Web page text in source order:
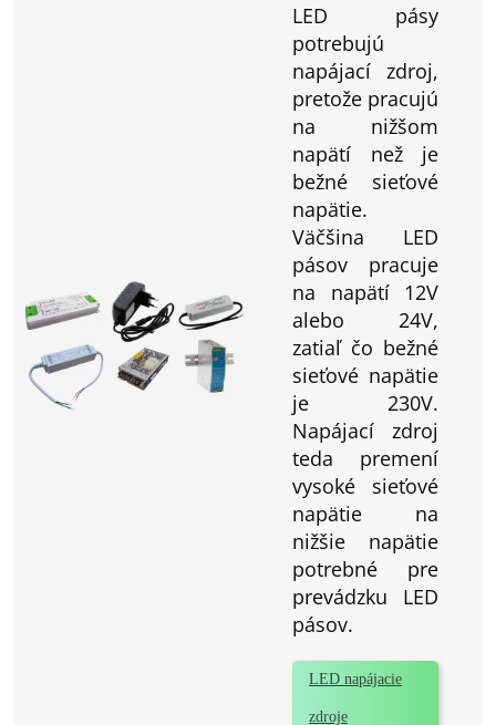
LED pásy
potrebujú
napájací zdroj,
pretože pracujú
na nižšom
napätí než je
bežné sieťové
napätie.
Väčšina LED
pásov pracuje
na napätí 12V
alebo 24V,
zatiaľ čo bežné
sieťové napätie
je 230V.
Napájací zdroj
teda premení
vysoké sieťové
napätie na
nižšie napätie
potrebné pre
prevádzku LED
pásov.
LED napájacie
zdroje